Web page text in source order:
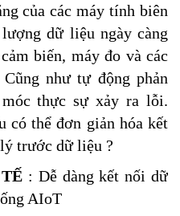
của các máy tính biên
dữ liệu ngày càng
biến, máy đo và các
như tự động phản
thực sự xảy ra lỗi.
có thể đơn giản hóa kết
trước dữ liệu ?
: Dễ dàng kết nối dữ
AIoT